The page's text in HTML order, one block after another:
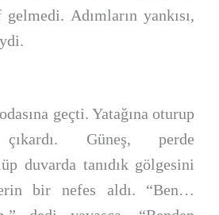
Adımların yankısı,
geçti. Yatağına oturup
çıkardı. Güneş, perde
duvarda tanıdık gölgesini
bir nefes aldı. “Ben…